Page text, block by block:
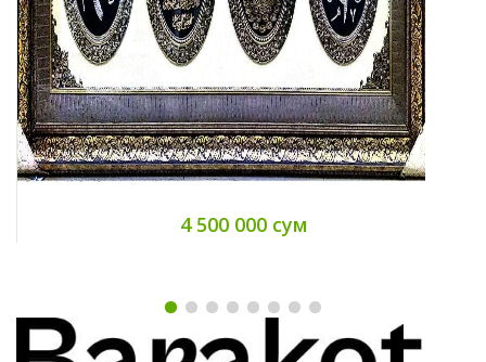
4 500 000 сум